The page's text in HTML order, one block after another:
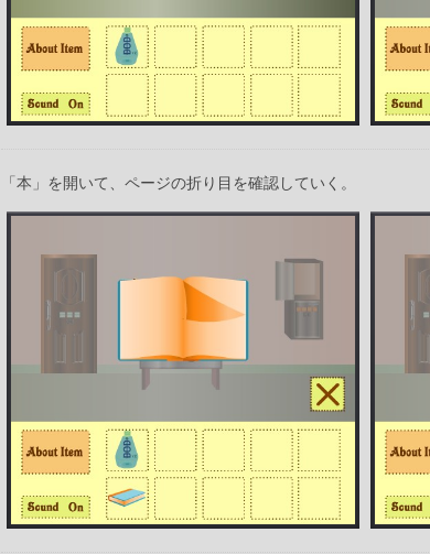
「本」を開いて、ページの折り目を確認していく。